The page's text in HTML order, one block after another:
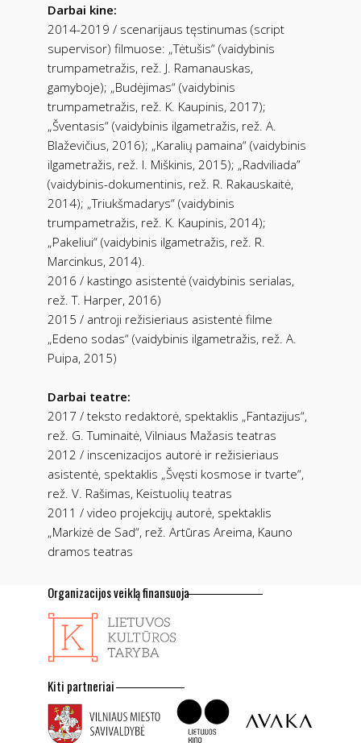
Darbai kine:
2014-2019 / scenarijaus tęstinumas (script
supervisor) filmuose: „Tėtušis“ (vaidybinis
trumpametražis, rež. J. Ramanauskas,
gamyboje); „Budėjimas“ (vaidybinis
trumpametražis, rež. K. Kaupinis, 2017);
„Šventasis“ (vaidybinis ilgametražis, rež. A.
Blaževičius, 2016); „Karalių pamaina“ (vaidybinis
ilgametražis, rež. I. Miškinis, 2015); „Radviliada”
(vaidybinis-dokumentinis, rež. R. Rakauskaitė,
2014); „Triukšmadarys“ (vaidybinis
trumpametražis, rež. K. Kaupinis, 2014);
„Pakeliui“ (vaidybinis ilgametražis, rež. R.
Marcinkus, 2014).
2016 / kastingo asistentė (vaidybinis serialas,
rež. T. Harper, 2016)
2015 / antroji režisieriaus asistentė filme
„Edeno sodas“ (vaidybinis ilgametražis, rež. A.
Puipa, 2015)
Darbai teatre:
2017 / teksto redaktorė, spektaklis „Fantazijus“,
rež. G. Tuminaitė, Vilniaus Mažasis teatras
2012 / inscenizacijos autorė ir režisieriaus
asistentė, spektaklis „Švęsti kosmose ir tvarte“,
rež. V. Rašimas, Keistuolių teatras
2011 / video projekcijų autorė, spektaklis
„Markizė de Sad“, rež. Artūras Areima, Kauno
dramos teatras
Organizacijos veiklą finansuoja
Kiti partneriai